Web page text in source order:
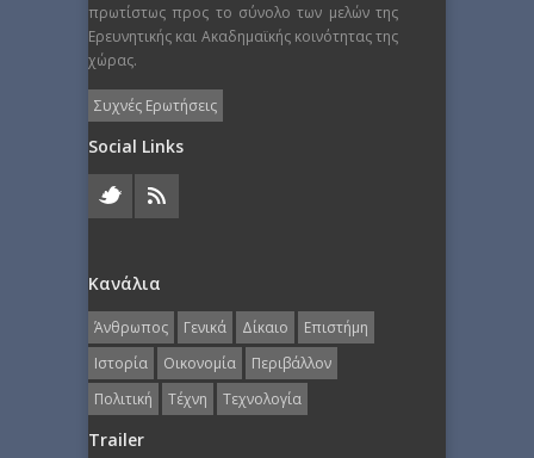
πρωτίστως προς το σύνολο των μελών της
Ερευνητικής και Ακαδημαϊκής κοινότητας της
χώρας.
Συχνές Ερωτήσεις
Social Links
Κανάλια
Άνθρωπος Γενικά Δίκαιο
Επιστήμη
Ιστορία
Οικονομία
Περιβάλλον
Πολιτική
Τέχνη Τεχνολογία
Trailer